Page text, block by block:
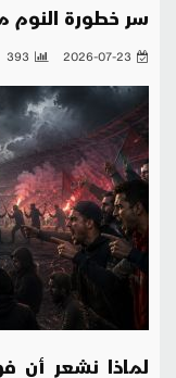
سر خطورة النوم
2026-07-23
393
لماذا نشعر أن